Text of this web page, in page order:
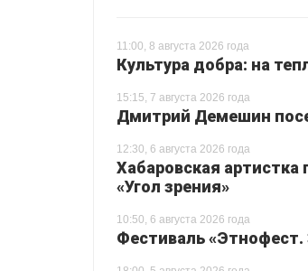
11:00, 8 августа 2026 года
Культура добра: на
15:15, 7 августа 2026 года
Дмитрий Демешин
12:30, 6 августа 2026 года
Хабаровская
«Угол зрения»
10:50, 6 августа 2026 года
Фестиваль «Этнофест.